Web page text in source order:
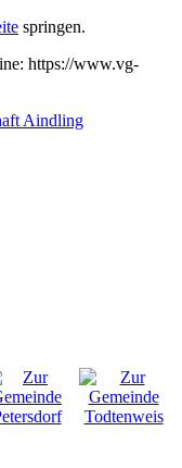
springen.
https://www.vg-